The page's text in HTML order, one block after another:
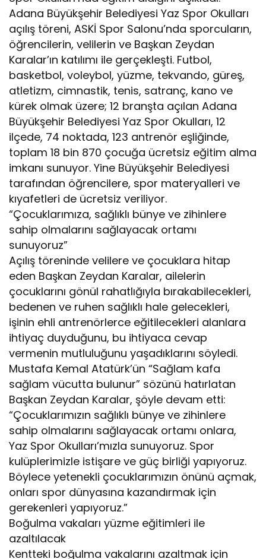
Adana Büyükşehir Belediyesi Yaz Spor Okulları
açılış töreni, ASKİ Spor Salonu’nda sporcuların,
öğrencilerin, velilerin ve Başkan Zeydan
Karalar’ın katılımı ile gerçekleşti. Futbol,
basketbol, voleybol, yüzme, tekvando, güreş,
atletizm, cimnastik, tenis, satranç, kano ve
kürek olmak üzere; 12 branşta açılan Adana
Büyükşehir Belediyesi Yaz Spor Okulları, 12
ilçede, 74 noktada, 123 antrenör eşliğinde,
toplam 18 bin 870 çocuğa ücretsiz eğitim alma
imkanı sunuyor. Yine Büyükşehir Belediyesi
tarafından öğrencilere, spor materyalleri ve
kıyafetleri de ücretsiz veriliyor.
“Çocuklarımıza, sağlıklı bünye ve zihinlere
sahip olmalarını sağlayacak ortamı
sunuyoruz”
Açılış töreninde velilere ve çocuklara hitap
eden Başkan Zeydan Karalar, ailelerin
çocuklarını gönül rahatlığıyla bırakabilecekleri,
bedenen ve ruhen sağlıklı hale gelecekleri,
işinin ehli antrenörlerce eğitilecekleri alanlara
ihtiyaç duyduğunu, bu ihtiyaca cevap
vermenin mutluluğunu yaşadıklarını söyledi.
Mustafa Kemal Atatürk’ün “Sağlam kafa
sağlam vücutta bulunur” sözünü hatırlatan
Başkan Zeydan Karalar, şöyle devam etti:
“Çocuklarımızın sağlıklı bünye ve zihinlere
sahip olmalarını sağlayacak ortamı onlara,
Yaz Spor Okulları’mızla sunuyoruz. Spor
kulüplerimizle istişare ve güç birliği yapıyoruz.
Böylece yetenekli çocuklarımızın önünü açmak,
onları spor dünyasına kazandırmak için
gerekenleri yapıyoruz.”
Boğulma vakaları yüzme eğitimleri ile
azaltılacak
Kentteki boğulma vakalarını azaltmak için